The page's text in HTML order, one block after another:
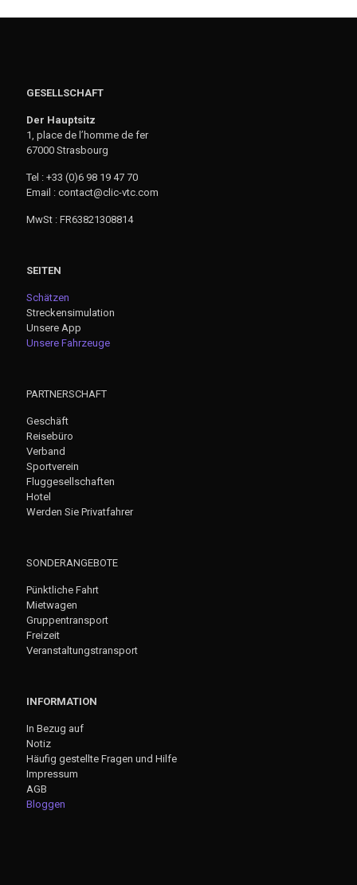
GESELLSCHAFT
Der Hauptsitz
1, place de l’homme de fer
67000 Strasbourg
Tel : +33 (0)6 98 19 47 70
Email : contact@clic-vtc.com
MwSt : FR63821308814
SEITEN
Schätzen
Streckensimulation
Unsere App
Unsere Fahrzeuge
PARTNERSCHAFT
Geschäft
Reisebüro
Verband
Sportverein
Fluggesellschaften
Hotel
Werden Sie Privatfahrer
SONDERANGEBOTE
Pünktliche Fahrt
Mietwagen
Gruppentransport
Freizeit
Veranstaltungstransport
INFORMATION
In Bezug auf
Notiz
Häufig gestellte Fragen und Hilfe
Impressum
AGB
Bloggen